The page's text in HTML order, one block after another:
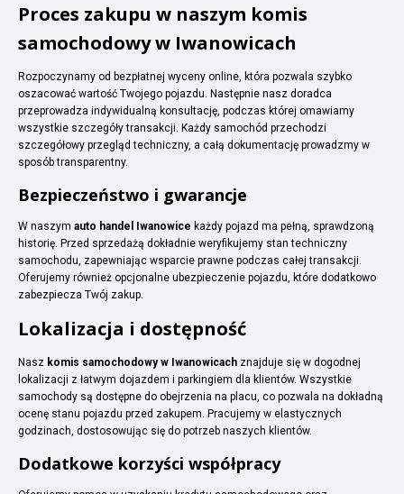
Proces zakupu w naszym komis
samochodowy w Iwanowicach
Rozpoczynamy od bezpłatnej wyceny online, która pozwala szybko
oszacować wartość Twojego pojazdu. Następnie nasz doradca
przeprowadza indywidualną konsultację, podczas której omawiamy
wszystkie szczegóły transakcji. Każdy samochód przechodzi
szczegółowy przegląd techniczny, a całą dokumentację prowadzmy w
sposób transparentny.
Bezpieczeństwo i gwarancje
W naszym auto handel Iwanowice każdy pojazd ma pełną, sprawdzoną
historię. Przed sprzedażą dokładnie weryfikujemy stan techniczny
samochodu, zapewniając wsparcie prawne podczas całej transakcji.
Oferujemy również opcjonalne ubezpieczenie pojazdu, które dodatkowo
zabezpiecza Twój zakup.
Lokalizacja i dostępność
Nasz komis samochodowy w Iwanowicach znajduje się w dogodnej
lokalizacji z łatwym dojazdem i parkingiem dla klientów. Wszystkie
samochody są dostępne do obejrzenia na placu, co pozwala na dokładną
ocenę stanu pojazdu przed zakupem. Pracujemy w elastycznych
godzinach, dostosowując się do potrzeb naszych klientów.
Dodatkowe korzyści współpracy